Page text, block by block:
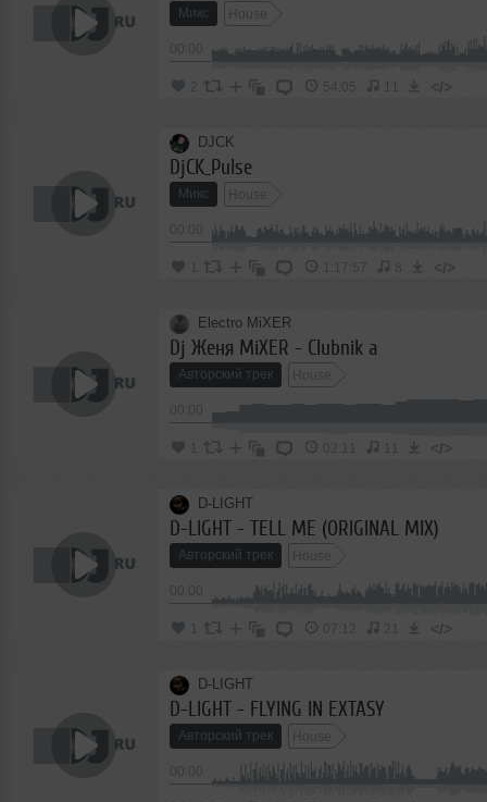
Микс House
2 54:05 </>
DJCK
DjCK_Pulse
Микс House
1:17:57 </>
Electro MiXER
Dj Женя MiXER - Clubnik а
Авторский трек House
02:11 </>
D-LIGHT
D-LIGHT - TELL ME (ORIGINAL MIX)
Авторский трек House
07:12 21 </>
D-LIGHT
D-LIGHT - FLYING IN EXTASY
Авторский трек House